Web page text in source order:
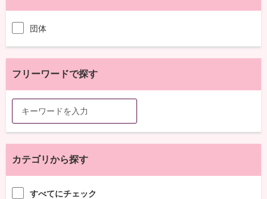
団体
フリーワードで探す
カテゴリから探す
すべてにチェック